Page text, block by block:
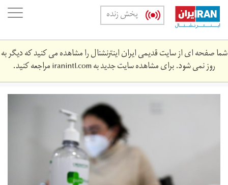
Skip
main
content
پخش زنده
شما صفحه ای از سایت قدیمی ایران اینترنشنال را مشاهده می کنید که دیگر به
روز نمی شود. برای مشاهده سایت جدید بهiranintl.comمراجعه کنید.
2021-